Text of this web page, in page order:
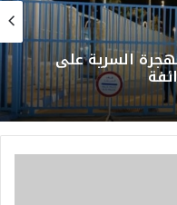
السرية على